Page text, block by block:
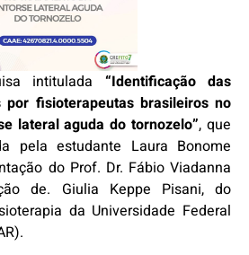
intitulada “Identificação das
por fisioterapeutas brasileiros no
lateral aguda do tornozelo”, que
pela estudante Laura Bonome
do Prof. Dr. Fábio Viadanna
de. Giulia Keppe Pisani, do
da Universidade Federal